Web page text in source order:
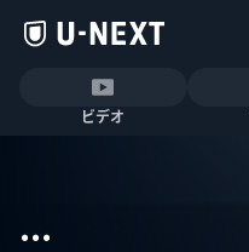
ビデオ
...